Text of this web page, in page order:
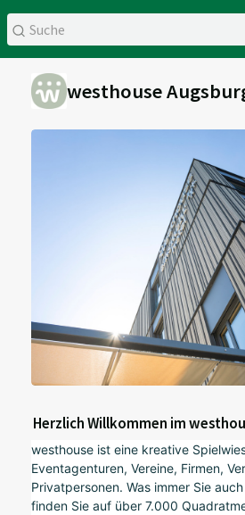
westhouse
Herzlich Willkommen im
westhouse ist eine kreative
Eventagenturen, Vereine, Firmen,
Privatpersonen. Was immer Sie
finden Sie auf über 7.000